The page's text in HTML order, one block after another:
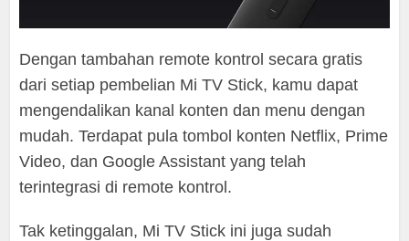
Dengan tambahan remote kontrol secara gratis
dari setiap pembelian Mi TV Stick, kamu dapat
mengendalikan kanal konten dan menu dengan
mudah. Terdapat pula tombol konten Netflix, Prime
Video, dan Google Assistant yang telah
terintegrasi di remote kontrol.
Tak ketinggalan, Mi TV Stick ini juga sudah